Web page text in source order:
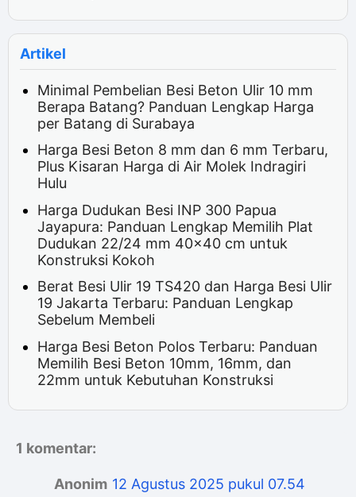
Artikel
Minimal Pembelian Besi Beton Ulir 10 mm
Berapa Batang? Panduan Lengkap Harga
per Batang di Surabaya
Harga Besi Beton 8 mm dan 6 mm Terbaru,
Plus Kisaran Harga di Air Molek Indragiri
Hulu
Harga Dudukan Besi INP 300 Papua
Jayapura: Panduan Lengkap Memilih Plat
Dudukan 22/24 mm 40x40 cm untuk
Konstruksi Kokoh
Berat Besi Ulir 19 TS420 dan Harga Besi Ulir
19 Jakarta Terbaru: Panduan Lengkap
Sebelum Membeli
Harga Besi Beton Polos Terbaru: Panduan
Memilih Besi Beton 10mm, 16mm, dan
22mm untuk Kebutuhan Konstruksi
1 komentar:
Anonim 12 Agustus 2025 pukul 07.54